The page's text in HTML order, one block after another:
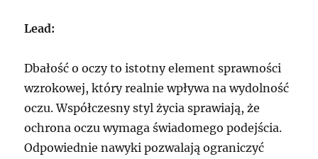
Lead:
Dbałość o oczy to istotny element sprawności
wzrokowej, który realnie wpływa na wydolność
oczu. Współczesny styl życia sprawiają, że
ochrona oczu wymaga świadomego podejścia.
Odpowiednie nawyki pozwalają ograniczyć